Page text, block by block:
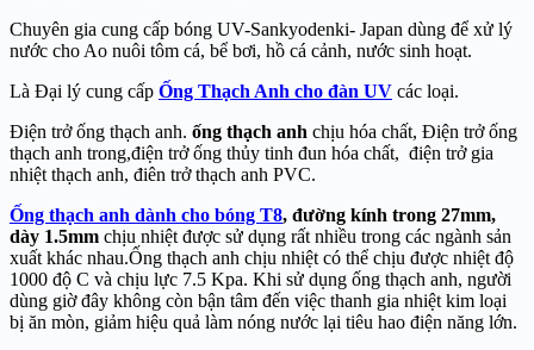
Chuyên gia cung cấp bóng UV-Sankyodenki- Japan dùng để xử lý
nước cho Ao nuôi tôm cá, bể bơi, hồ cá cảnh, nước sinh hoạt.
Là Đại lý cung cấp Ống Thạch Anh cho đàn UV các loại.
Điện trở ống thạch anh. ống thạch anh chịu hóa chất, Điện trở ống
thạch anh trong,điện trở ống thủy tinh đun hóa chất, điện trở gia
nhiệt thạch anh, điên trở thạch anh PVC.
Ống thạch anh dành cho bóng T8, đường kính trong 27mm,
dày 1.5mm chịu nhiệt được sử dụng rất nhiều trong các ngành sản
xuất khác nhau.Ống thạch anh chịu nhiệt có thể chịu được nhiệt độ
1000 độ C và chịu lực 7.5 Kpa. Khi sử dụng ống thạch anh, người
dùng giờ đây không còn bận tâm đến việc thanh gia nhiệt kim loại
bị ăn mòn, giảm hiệu quả làm nóng nước lại tiêu hao điện năng lớn.